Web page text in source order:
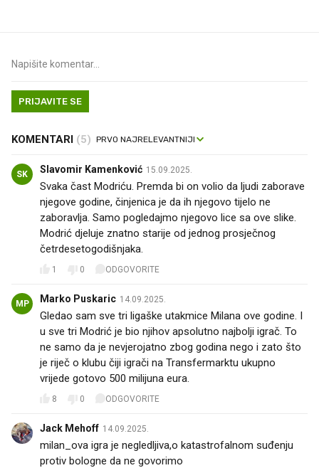
PRIJAVITE SE
KOMENTARI (5)
SK Slavomir Kamenković 15.09.2025.
Svaka čast Modriću. Premda bi on volio da ljudi zaborave
njegove godine, činjenica je da ih njegovo tijelo ne
zaboravlja. Samo pogledajmo njegovo lice sa ove slike.
Modrić djeluje znatno starije od jednog prosječnog
četrdesetogodišnjaka.
1 0 ODGOVORITE
MP Marko Puskaric 14.09.2025.
Gledao sam sve tri ligaške utakmice Milana ove godine. I
u sve tri Modrić je bio njihov apsolutno najbolji igrač. To
ne samo da je nevjerojatno zbog godina nego i zato što
je riječ o klubu čiji igrači na Transfermarktu ukupno
vrijede gotovo 500 milijuna eura.
8 0 ODGOVORITE
Jack Mehoff 14.09.2025.
milan_ova igra je negledljiva,o katastrofalnom suđenju
protiv bologne da ne govorimo